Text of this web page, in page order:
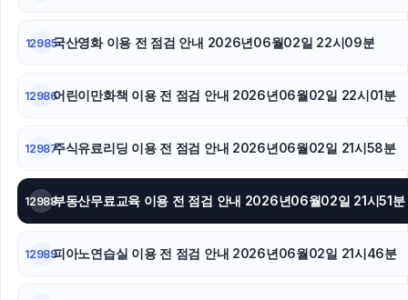
12985국산영화 이용 전 점검 안내 2026년06월02일 22시09분
12986어린이만화책 이용 전 점검 안내 2026년06월02일 22시01분
12987주식유료리딩 이용 전 점검 안내 2026년06월02일 21시58분
12988부동산무료교육 이용 전 점검 안내 2026년06월02일 21시51분
12989피아노연습실 이용 전 점검 안내 2026년06월02일 21시46분